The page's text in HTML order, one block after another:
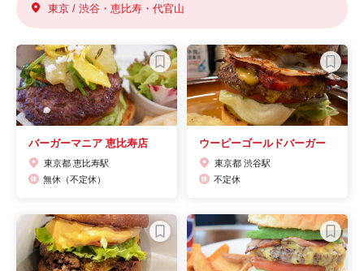
東京 / 渋谷・恵比寿・代官山
バーガーマニア 恵比寿店
東京都 恵比寿駅
無休（不定休）
ウーピーゴールドバーガー
東京都 渋谷駅
不定休